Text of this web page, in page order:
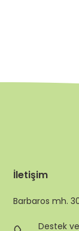
İletişim
Barbaros mh.
Destek